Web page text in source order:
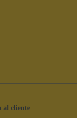
al cliente